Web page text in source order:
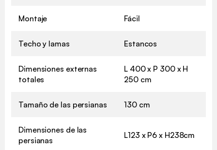
Montaje Fácil
Techo y lamas Estancos
Dimensiones externas
totales
L 400 x P 300 x H
250 cm
Tamaño de las persianas 130 cm
Dimensiones de las
persianas
L123 x P6 x H238cm